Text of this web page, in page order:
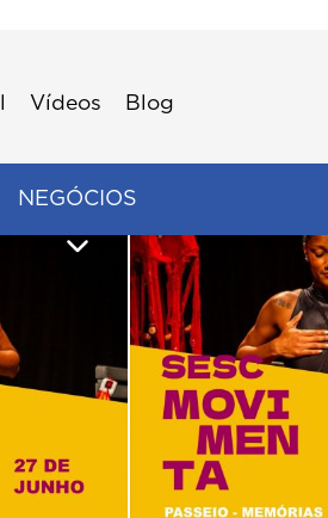
Vídeos Blog
NEGÓCIOS